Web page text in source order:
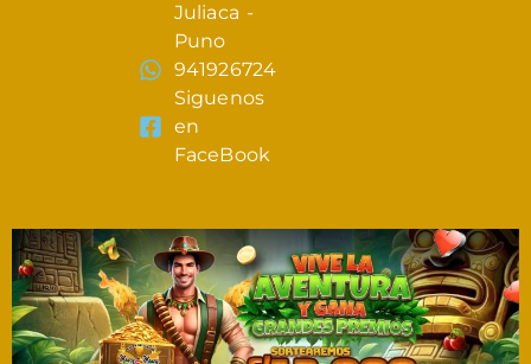
Juliaca -
Puno
941926724
Siguenos
en
FaceBook